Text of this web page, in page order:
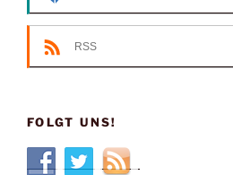
RSS
FOLGT UNS!